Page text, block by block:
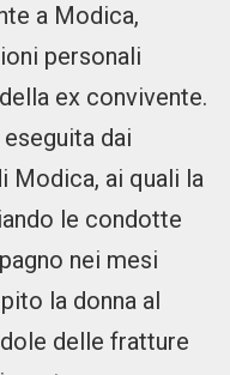
a Modica,
personali
ex convivente.
dai
Modica, ai quali la
le condotte
nei mesi
la donna al
delle fratture